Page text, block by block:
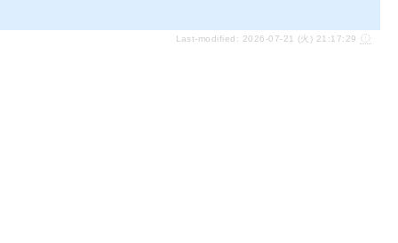
Last-modified: 2026-07-21 (火) 21:17:29